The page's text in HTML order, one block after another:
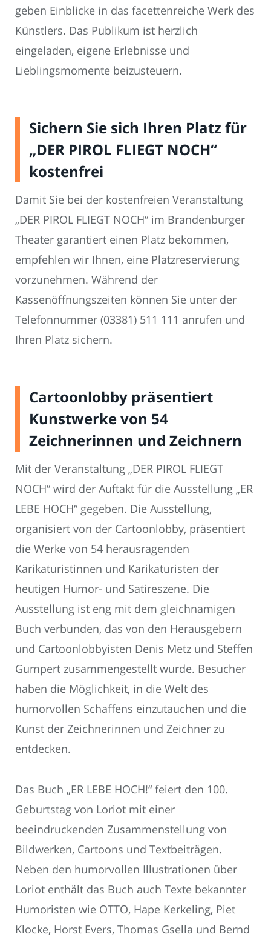
geben Einblicke in das facettenreiche Werk des
Künstlers. Das Publikum ist herzlich
eingeladen, eigene Erlebnisse und
Lieblingsmomente beizusteuern.
Sichern Sie sich Ihren Platz für
„DER PIROL FLIEGT NOCH“
kostenfrei
Damit Sie bei der kostenfreien Veranstaltung
„DER PIROL FLIEGT NOCH“ im Brandenburger
Theater garantiert einen Platz bekommen,
empfehlen wir Ihnen, eine Platzreservierung
vorzunehmen. Während der
Kassenöffnungszeiten können Sie unter der
Telefonnummer (03381) 511 111 anrufen und
Ihren Platz sichern.
Cartoonlobby präsentiert
Kunstwerke von 54
Zeichnerinnen und Zeichnern
Mit der Veranstaltung „DER PIROL FLIEGT
NOCH“ wird der Auftakt für die Ausstellung „ER
LEBE HOCH“ gegeben. Die Ausstellung,
organisiert von der Cartoonlobby, präsentiert
die Werke von 54 herausragenden
Karikaturistinnen und Karikaturisten der
heutigen Humor- und Satireszene. Die
Ausstellung ist eng mit dem gleichnamigen
Buch verbunden, das von den Herausgebern
und Cartoonlobbyisten Denis Metz und Steffen
Gumpert zusammengestellt wurde. Besucher
haben die Möglichkeit, in die Welt des
humorvollen Schaffens einzutauchen und die
Kunst der Zeichnerinnen und Zeichner zu
entdecken.
Das Buch „ER LEBE HOCH!“ feiert den 100.
Geburtstag von Loriot mit einer
beeindruckenden Zusammenstellung von
Bildwerken, Cartoons und Textbeiträgen.
Neben den humorvollen Illustrationen über
Loriot enthält das Buch auch Texte bekannter
Humoristen wie OTTO, Hape Kerkeling, Piet
Klocke, Horst Evers, Thomas Gsella und Bernd